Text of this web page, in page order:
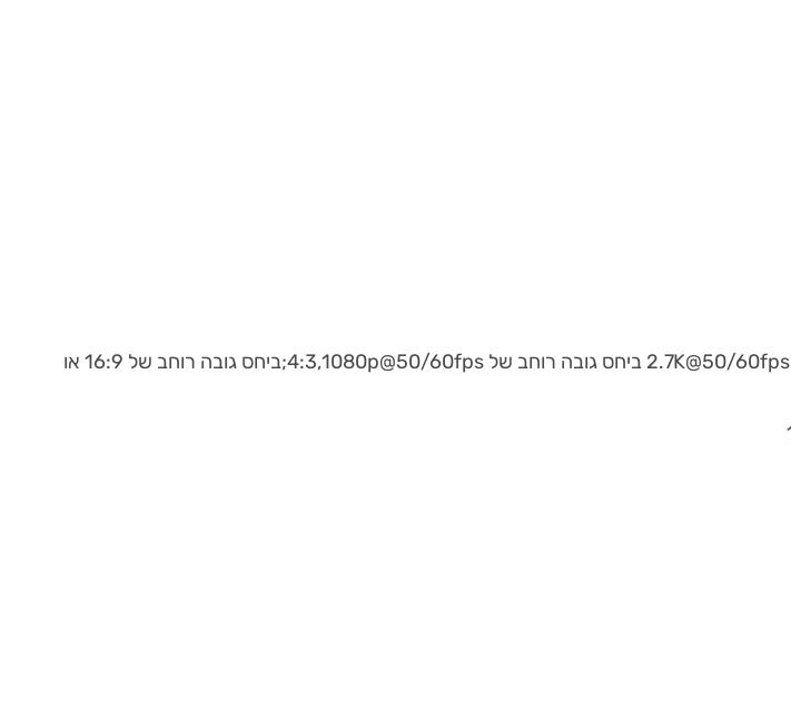
זווית הצילום הרחבה זמינה רק כאשר משתמשים וכאשר מפרט הקלטת הוידאו הוא: 2.7K@50/60fps ביחס גובה רוחב של 4:3,1080p@50/60fps;ביחס גובה רוחב של 16:9 או